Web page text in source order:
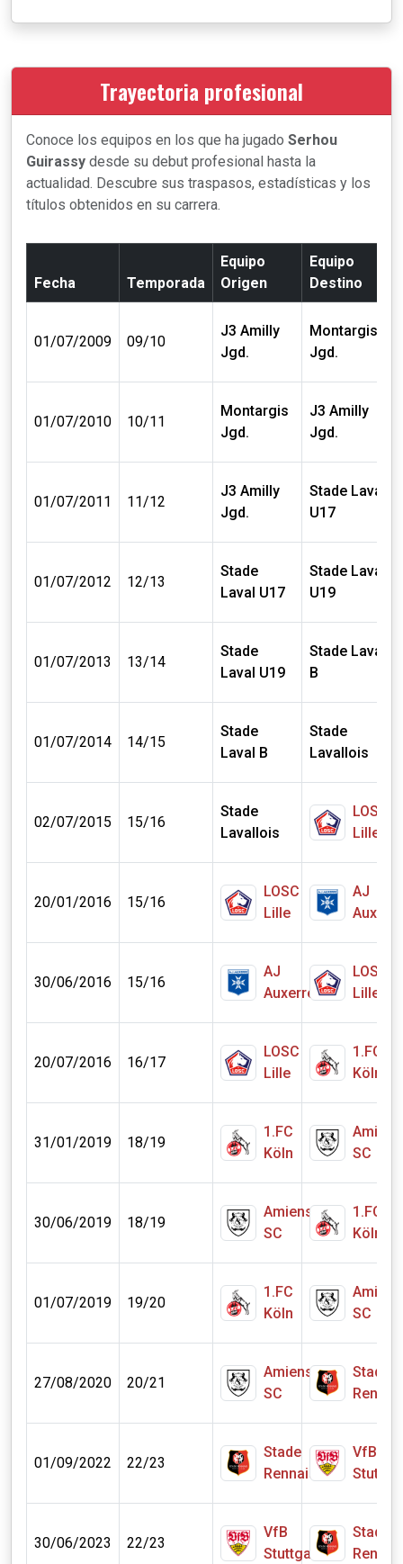
Trayectoria profesional
Conoce los equipos en los que ha jugado Serhou
Guirassy desde su debut profesional hasta la
actualidad. Descubre sus traspasos, estadísticas y los
títulos obtenidos en su carrera.
Fecha Temporada
Equipo
Origen
Equipo
Destino
01/07/2009 09/10
J3 Amilly
Jgd.
Montargis
Jgd.
01/07/2010 10/11
Montargis
Jgd.
J3 Amilly
Jgd.
01/07/2011 11/12
J3 Amilly
Jgd.
Stade Laval
U17
01/07/2012 12/13
Stade
Laval U17
Stade Laval
U19
01/07/2013 13/14
Stade
Laval U19
Stade Laval
B
01/07/2014 14/15
Stade
Laval B
Stade
Lavallois
02/07/2015 15/16
Stade
Lavallois
LOSC
Lille
20/01/2016 15/16
LOSC
Lille
AJ
Auxerre
30/06/2016 15/16
AJ
Auxerre
LOSC
Lille
20/07/2016 16/17
LOSC
Lille
1.FC
Köln
31/01/2019 18/19
1.FC
Köln
Amiens
SC
30/06/2019 18/19
Amiens
SC
1.FC
Köln
01/07/2019 19/20
1.FC
Köln
Amiens
SC
27/08/2020 20/21
Amiens
SC
Stade
01/09/2022 22/23
Stade
Rennais
VfB
30/06/2023 22/23
VfB
Stuttgart
Stade